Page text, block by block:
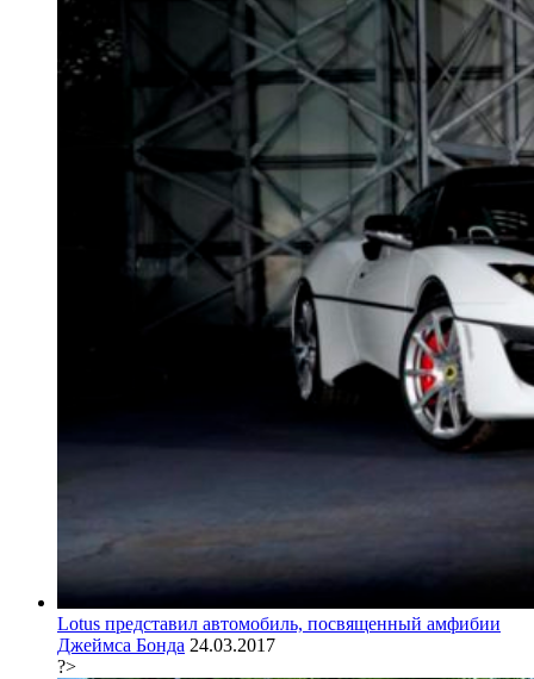
Lotus представил автомобиль, посвященный амфибии
Джеймса Бонда 24.03.2017
?>